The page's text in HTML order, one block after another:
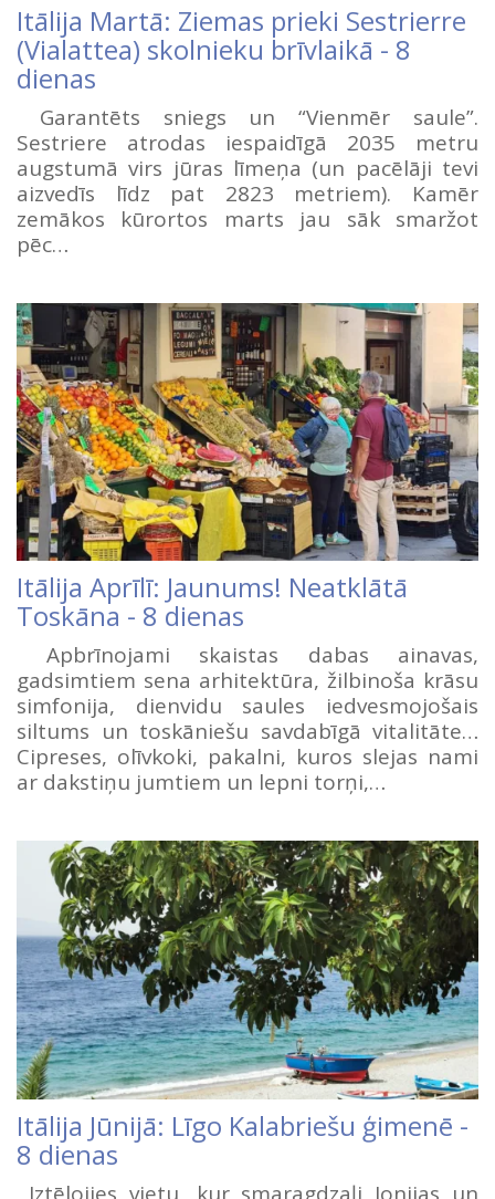
Itālija Martā: Ziemas prieki Sestrierre
(Vialattea) skolnieku brīvlaikā - 8
dienas
Garantēts sniegs un “Vienmēr saule”.
Sestriere atrodas iespaidīgā 2035 metru
augstumā virs jūras līmeņa (un pacēlāji tevi
aizvedīs līdz pat 2823 metriem). Kamēr
zemākos kūrortos marts jau sāk smaržot
pēc…
Itālija Aprīlī: Jaunums! Neatklātā
Toskāna - 8 dienas
Apbrīnojami skaistas dabas ainavas,
gadsimtiem sena arhitektūra, žilbinoša krāsu
simfonija, dienvidu saules iedvesmojošais
siltums un toskāniešu savdabīgā vitalitāte…
Cipreses, olīvkoki, pakalni, kuros slejas nami
ar dakstiņu jumtiem un lepni torņi,…
Itālija Jūnijā: Līgo Kalabriešu ģimenē -
8 dienas